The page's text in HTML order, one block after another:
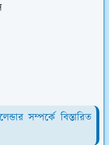
সম্পর্কে বিস্তারিত